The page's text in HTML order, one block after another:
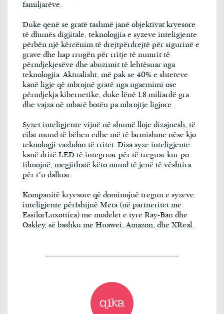
familjarëve.
Duke qenë se gratë tashmë janë objektivat kryesore
të dhunës digjitale, teknologjia e syzeve inteligjente
përbën një kërcënim të drejtpërdrejtë për sigurinë e
grave dhe hap rrugën për rritje të numrit të
përndjekjesëve dhe abuzimit të lehtësuar nga
teknologjia. Aktualisht, më pak se 40% e shteteve
kanë ligje që mbrojnë gratë nga ngacmimi ose
përndjekja kibernetike, duke lënë 1.8 miliardë gra
dhe vajza në mbarë botën pa mbrojtje ligjore.
Syzet inteligjente vijnë në shumë lloje dizajnesh, të
cilat mund të bëhen edhe më të larmishme nëse kjo
teknologji vazhdon të rritet. Disa syze inteligjente
kanë dritë LED të integruar për të treguar kur po
filmojnë, megjithatë këto mund të jenë të vështira
për t’u dalluar.
Kompanitë kryesore që dominojnë tregun e syzeve
inteligjente përfshijnë Meta (në partneritet me
EssilorLuxottica) me modelet e tyre Ray-Ban dhe
Oakley, së bashku me Huawei, Amazon, dhe XReal.